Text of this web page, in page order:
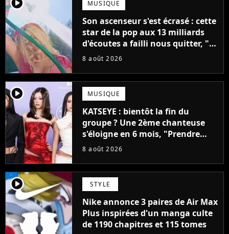
MUSIQUE
Son ascenseur s'est écrasé : cette
star de la pop aux 13 milliards
d'écoutes a failli nous quitter, "Je
pensais ne plus jamais chanter"
8 août 2026
player2 MUSIQUE
KATSEYE : bientôt la fin du
groupe ? Une 2ème chanteuse
s'éloigne en 6 mois, "Prendre
cette décision n’a pas été facile"
8 août 2026
player2 STYLE
Nike annonce 3 paires de Air Max
Plus inspirées d'un manga culte
de 1190 chapitres et 115 tomes